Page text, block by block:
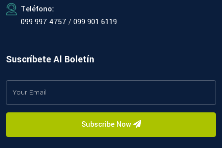
Teléfono:
099 997 4757 /099 901 6119
Suscríbete Al Boletín
Subscribe Now